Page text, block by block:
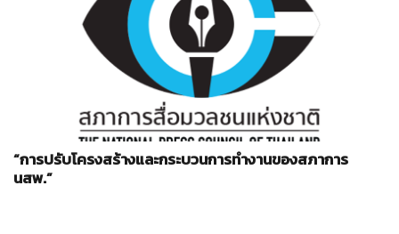
“การปรับโครงสร้างและกระบวนการทำงานของสภาการ
นสพ.”